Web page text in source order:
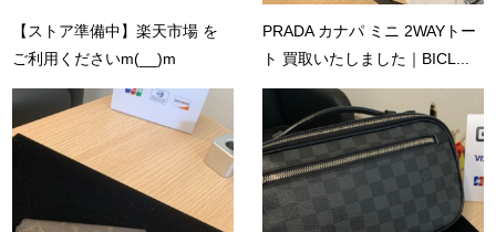
【ストア準備中】楽天市場 を
ご利用くださいm(__)m
PRADA カナパ ミニ 2WAYトー
ト 買取いたしました｜BICL...